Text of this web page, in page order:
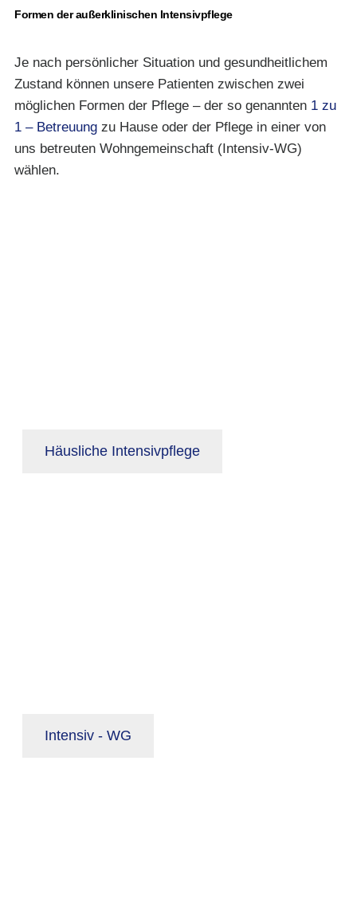
Formen der außerklinischen Intensivpflege
Je nach persönlicher Situation und gesundheitlichem
Zustand können unsere Patienten zwischen zwei
möglichen Formen der Pflege – der so genannten 1 zu
1 – Betreuung zu Hause oder der Pflege in einer von
uns betreuten Wohngemeinschaft (Intensiv-WG)
wählen.
Häusliche Intensivpflege
Intensiv - WG